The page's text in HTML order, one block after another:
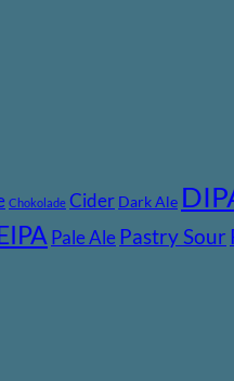
Chokolade Cider Dark Ale
Pale Ale Pastry Sour